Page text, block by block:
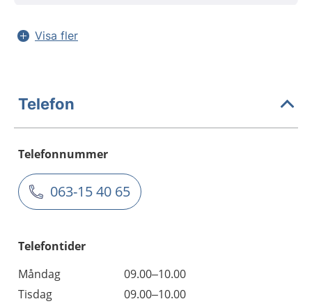
Visa fler
Telefon
Telefonnummer
063-15 40 65
Telefontider
Måndag
09.00–10.00
Tisdag
09.00–10.00